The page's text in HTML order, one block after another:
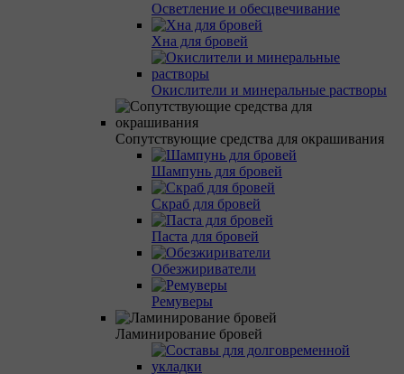
Осветление и обесцвечивание
Хна для бровей
Окислители и минеральные растворы
Сопутствующие средства для окрашивания
Шампунь для бровей
Скраб для бровей
Паста для бровей
Обезжириватели
Ремуверы
Ламинирование бровей